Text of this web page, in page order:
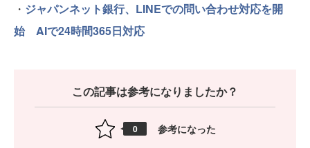
・ ジャパンネット銀行、LINEでの問い合わせ対応を開
始 AIで24時間365日対応
この記事は参考になりましたか？
0 参考になった